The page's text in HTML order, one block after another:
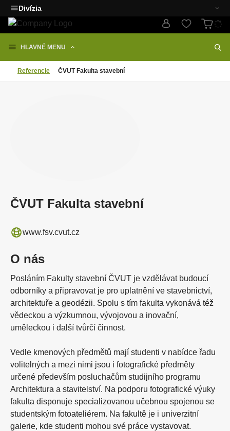
Divízia
HLAVNÉ MENU
Referencie ČVUT Fakulta stavební
ČVUT Fakulta stavební
www.fsv.cvut.cz
O nás
Posláním Fakulty stavební ČVUT je vzdělávat budoucí
odborníky a připravovat je pro uplatnění ve stavebnictví,
architektuře a geodézii. Spolu s tím fakulta vykonává též
vědeckou a výzkumnou, vývojovou a inovační,
uměleckou i další tvůrčí činnost.
Vedle kmenových předmětů mají studenti v nabídce řadu
volitelných a mezi nimi jsou i fotografické předměty
určené především posluchačům studijního programu
Architektura a stavitelství. Na podporu fotografické výuky
fakulta disponuje specializovanou učebnou spojenou se
studentským fotoateliérem. Na fakultě je i univerzitní
galerie, kde studenti mohou své práce vystavovat.